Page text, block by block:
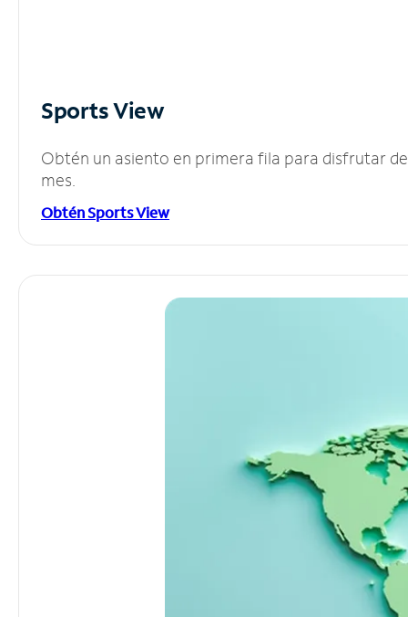
Sports View
Obtén un asiento en primera fila para disfrutar
mes.
Obtén Sports View